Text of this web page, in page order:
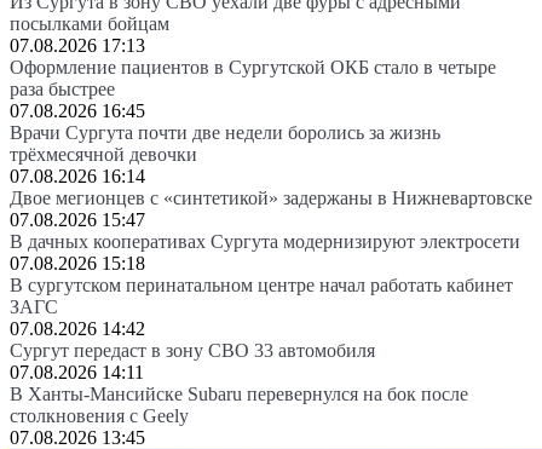
посылками бойцам
07.08.2026 17:13
Оформление пациентов в Сургутской ОКБ стало в четыре
раза быстрее
07.08.2026 16:45
Врачи Сургута почти две недели боролись за жизнь
трёхмесячной девочки
07.08.2026 16:14
Двое мегионцев с «синтетикой» задержаны в Нижневартовске
07.08.2026 15:47
В дачных кооперативах Сургута модернизируют электросети
07.08.2026 15:18
В сургутском перинатальном центре начал работать кабинет
ЗАГС
07.08.2026 14:42
Сургут передаст в зону СВО 33 автомобиля
07.08.2026 14:11
В Ханты-Мансийске Subaru перевернулся на бок после
столкновения с Geely
07.08.2026 13:45